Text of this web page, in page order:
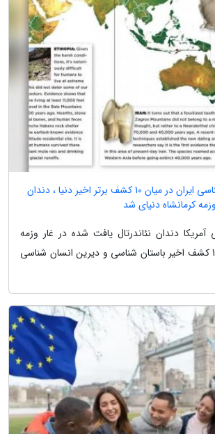
یک کشف باستان شناسی ایران در میان 10 کشف برتر اخیر دنیا ، دندان
کرمانشاه دنیای شد
دندان نئاندرتال یافت شده در غار وزمه
کرمانشاه را یکی از 10 کشف اخیر باستان شناسی و دیرین انسان شناسی